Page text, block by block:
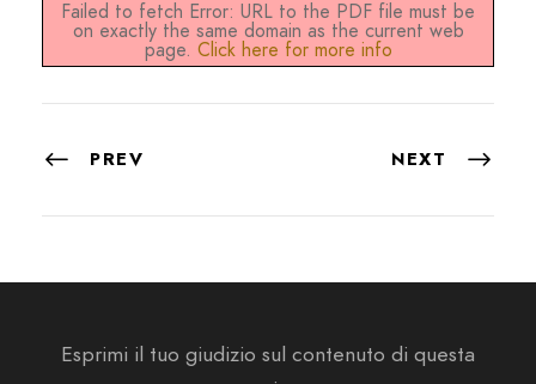
Failed to fetch Error: URL to the PDF file must be
on exactly the same domain as the current web
page. Click here for more info
PREV NEXT
Esprimi il tuo giudizio sul contenuto di questa